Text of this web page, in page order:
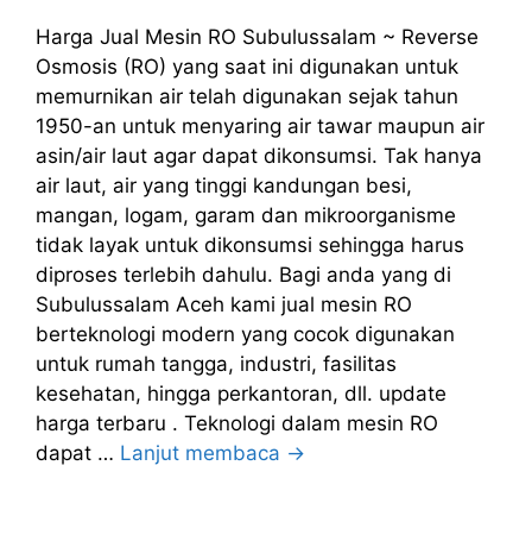
Harga Jual Mesin RO Subulussalam ~ Reverse
Osmosis (RO) yang saat ini digunakan untuk
memurnikan air telah digunakan sejak tahun
1950-an untuk menyaring air tawar maupun air
asin/air laut agar dapat dikonsumsi. Tak hanya
air laut, air yang tinggi kandungan besi,
mangan, logam, garam dan mikroorganisme
tidak layak untuk dikonsumsi sehingga harus
diproses terlebih dahulu. Bagi anda yang di
Subulussalam Aceh kami jual mesin RO
berteknologi modern yang cocok digunakan
untuk rumah tangga, industri, fasilitas
kesehatan, hingga perkantoran, dll. update
harga terbaru . Teknologi dalam mesin RO
dapat … Lanjut membaca →